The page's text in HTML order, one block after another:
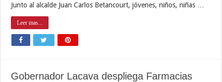
Junto al alcalde Juan Carlos Betancourt, jóvenes, niños, niñas …
Leer mas...
Gobernador Lacava despliega Farmacias